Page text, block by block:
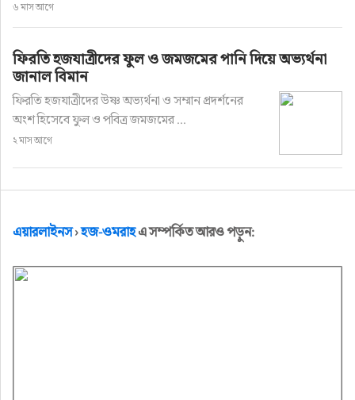
৬ মাস আগে
ফিরতি হজযাত্রীদের ফুল ও জমজমের পানি দিয়ে অভ্যর্থনা
জানাল বিমান
ফিরতি হজযাত্রীদের উষ্ণ অভ্যর্থনা ও সম্মান প্রদর্শনের
অংশ হিসেবে ফুল ও পবিত্র জমজমের ...
২ মাস আগে
এয়ারলাইনস›হজ-ওমরাহএ সম্পর্কিত আরও পড়ুন: